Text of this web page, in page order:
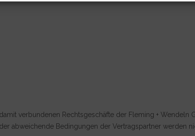
verbundenen Rechtsgeschäfte der Fleming + Wendeln
abweichende Bedingungen der Vertragspartner werden